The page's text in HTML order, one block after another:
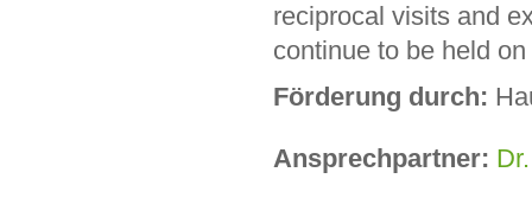
reciprocal visits and
continue to be held
Förderung durch:
Ansprechpartner: